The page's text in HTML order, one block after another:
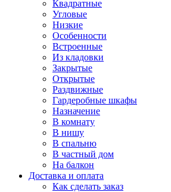
Квадратные
Угловые
Низкие
Особенности
Встроенные
Из кладовки
Закрытые
Открытые
Раздвижные
Гардеробные шкафы
Назначение
В комнату
В нишу
В спальню
В частный дом
На балкон
Доставка и оплата
Как сделать заказ